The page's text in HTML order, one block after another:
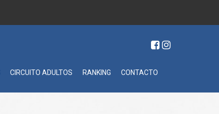
CIRCUITO ADULTOS RANKING CONTACTO